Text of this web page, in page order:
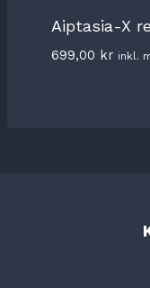
Aiptasia-X
699,00 kr inkl.